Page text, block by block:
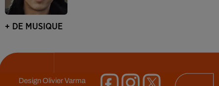
+ DE MUSIQUE
DesignOlivier Varma